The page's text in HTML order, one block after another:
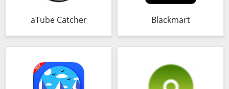
aTube Catcher Blackmart